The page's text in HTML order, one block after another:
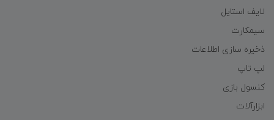
لایف استایل
سیمکارت
ذخیره سازی اطلاعات
لپ تاپ
کنسول بازی
ابزارآلات